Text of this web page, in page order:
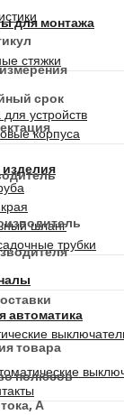
для монтажа
стяжки
устройств
корпуса
шланг
трубки
автоматика
срок
товара
полюсов
А